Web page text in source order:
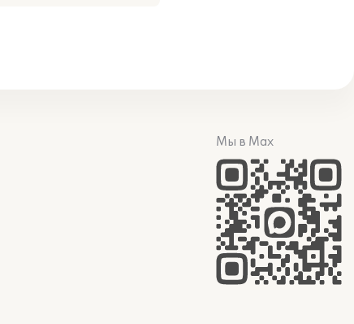
Мы в Max